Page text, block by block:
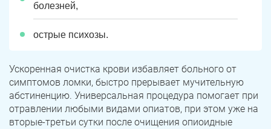
болезней,
острые психозы.
Ускоренная очистка крови избавляет больного от
симптомов ломки, быстро прерывает мучительную
абстиненцию. Универсальная процедура помогает при
отравлении любыми видами опиатов, при этом уже на
вторые-третьи сутки после очищения опиоидные